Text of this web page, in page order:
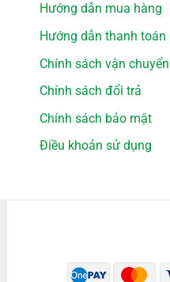
Hướng dẫn mua hàng
Hướng dẫn thanh toán
Chính sách vận chuyển
Chính sách đổi trả
Chính sách bảo mật
Điều khoản sử dụng